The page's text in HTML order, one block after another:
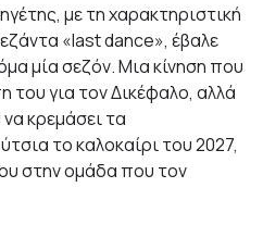
με τη χαρακτηριστική
«last dance», έβαλε
μία σεζόν. Μια κίνηση που
του για τον Δικέφαλο, αλλά
κρεμάσει τα
το καλοκαίρι του 2027,
στην ομάδα που τον